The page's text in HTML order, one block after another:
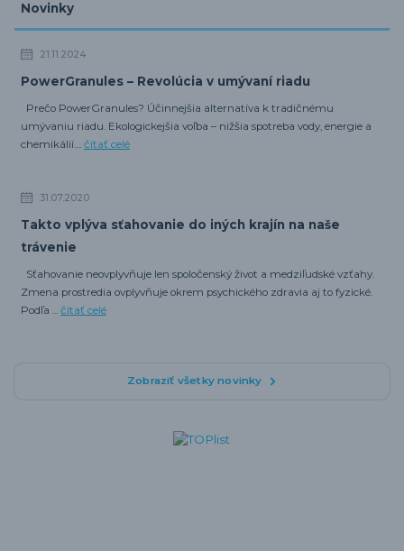
Novinky
21.11.2024
PowerGranules – Revolúcia v umývaní riadu
Prečo PowerGranules? Účinnejšia alternatíva k tradičnému
umývaniu riadu. Ekologickejšia voľba – nižšia spotreba vody, energie a
chemikálií.... čítať celé
31.07.2020
Takto vplýva sťahovanie do iných krajín na naše
trávenie
Sťahovanie neovplyvňuje len spoločenský život a medziľudské vzťahy.
Zmena prostredia ovplyvňuje okrem psychického zdravia aj to fyzické.
Podľa ... čítať celé
Zobraziť všetky novinky